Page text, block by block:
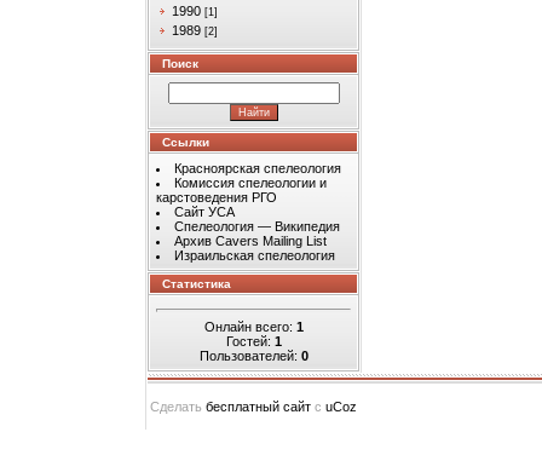
1990 [1]
1989 [2]
Поиск
Ссылки
Красноярская спелеология
Комиссия спелеологии и
карстоведения РГО
Сайт УСА
Спелеология — Википедия
Архив Cavers Mailing List
Израильская спелеология
Статистика
Онлайн всего: 1
Гостей: 1
Пользователей: 0
Сделать бесплатный сайт с uCoz